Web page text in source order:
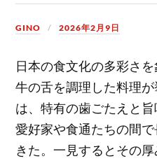
GINO 2026年2月9日
日本の食文化の多彩さを
牛の舌を調理した料理が
は、特有の歯ごたえと
愛好家や食通たちの間
きた。一見するとその